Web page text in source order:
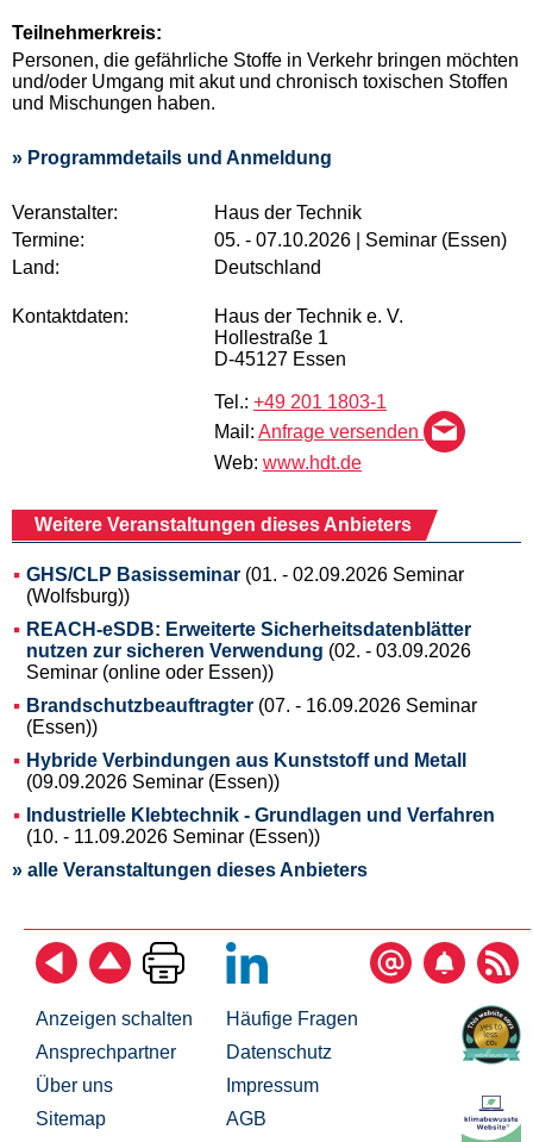
Teilnehmerkreis:
Personen, die gefährliche Stoffe in Verkehr bringen möchten
und/oder Umgang mit akut und chronisch toxischen Stoffen
und Mischungen haben.
» Programmdetails und Anmeldung
Veranstalter:
Haus der Technik
Termine:
05. - 07.10.2026 | Seminar (Essen)
Land:
Deutschland
Kontaktdaten:
Haus der Technik e. V.
Hollestraße 1
D-45127 Essen
Tel.: +49 201 1803-1
Mail: Anfrage versenden
Web: www.hdt.de
Weitere Veranstaltungen dieses Anbieters
GHS/CLP Basisseminar (01. - 02.09.2026 Seminar
(Wolfsburg))
REACH-eSDB: Erweiterte Sicherheitsdatenblätter
nutzen zur sicheren Verwendung (02. - 03.09.2026
Seminar (online oder Essen))
Brandschutzbeauftragter (07. - 16.09.2026 Seminar
(Essen))
Hybride Verbindungen aus Kunststoff und Metall
(09.09.2026 Seminar (Essen))
Industrielle Klebtechnik - Grundlagen und Verfahren
(10. - 11.09.2026 Seminar (Essen))
» alle Veranstaltungen dieses Anbieters
Anzeigen schalten
Ansprechpartner
Über uns
Sitemap
Häufige Fragen
Datenschutz
Impressum
AGB